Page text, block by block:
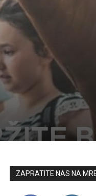
ZAPRATITE NAS NA